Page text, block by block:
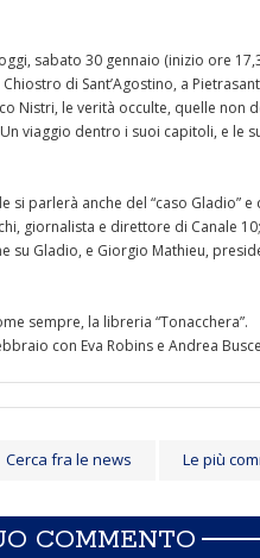
sabato 30 gennaio (inizio ore
di Sant’Agostino, a
Nistri, le verità occulte, quelle non
viaggio dentro i suoi capitoli, e le
si parlerà anche del “caso Gladio”
giornalista e direttore di Canale
su Gladio, e Giorgio Mathieu,
sempre, la libreria “Tonacchera”.
con Eva Robins e Andrea
Cerca fra le news Le più
COMMENTO